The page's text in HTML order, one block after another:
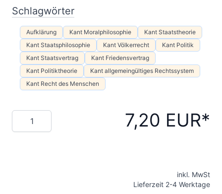
Schlagwörter
Aufklärung Kant Moralphilosophie
Kant Staatstheorie
Kant Staatsphilosophie
Kant Völkerrecht
Kant Politik
Kant Staatsvertrag
Kant Friedensvertrag
Kant Politiktheorie
Kant allgemeingültiges Rechtssystem
Kant Recht des Menschen
Menge 7,20 EUR
inkl. MwSt
Lieferzeit 2-4 Werktage